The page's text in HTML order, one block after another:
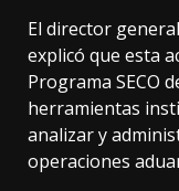
El director
explicó que esta
Programa SECO
herramientas
analizar y
operaciones